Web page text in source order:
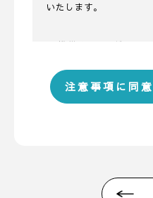
いたします。
■ 携帯メールアドレス
携帯メールのドメイン
いる場合、当サイトか
います。 ＊各キャリア